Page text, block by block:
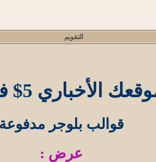
التقويم
5$ فقط !::خاص::
قوالب بلوجر مدفوعة
عرض :